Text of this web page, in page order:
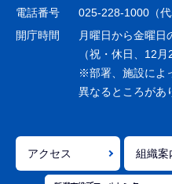
シ
ョ
で
電話番号
025-228-1000（代
開庁時間
月曜日から金曜
（祝・休日、12
※部署、施設によ
異なるところがあ
アクセス 組織案